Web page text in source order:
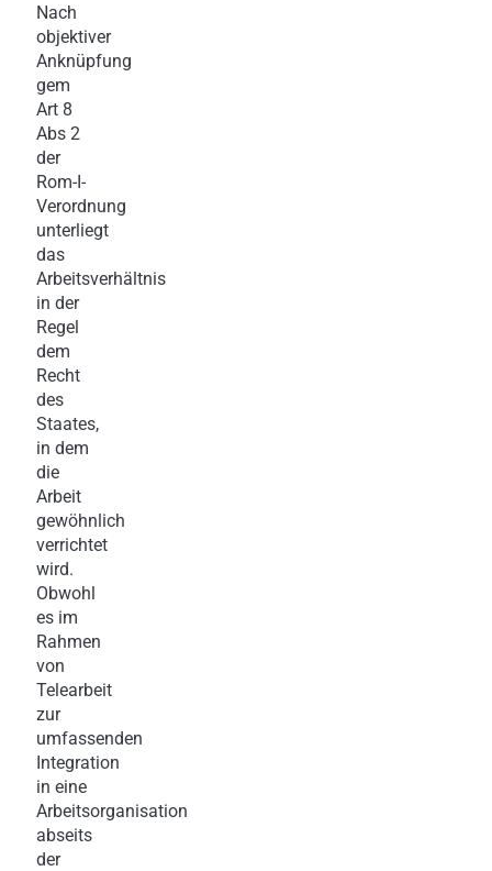
Nach
objektiver
Anknüpfung
gem
Art 8
Abs 2
der
Rom-I-
Verordnung
unterliegt
das
Arbeitsverhältnis
in der
Regel
dem
Recht
des
Staates,
in dem
die
Arbeit
gewöhnlich
verrichtet
wird.
Obwohl
es im
Rahmen
von
Telearbeit
zur
umfassenden
Integration
in eine
Arbeitsorganisation
abseits
der